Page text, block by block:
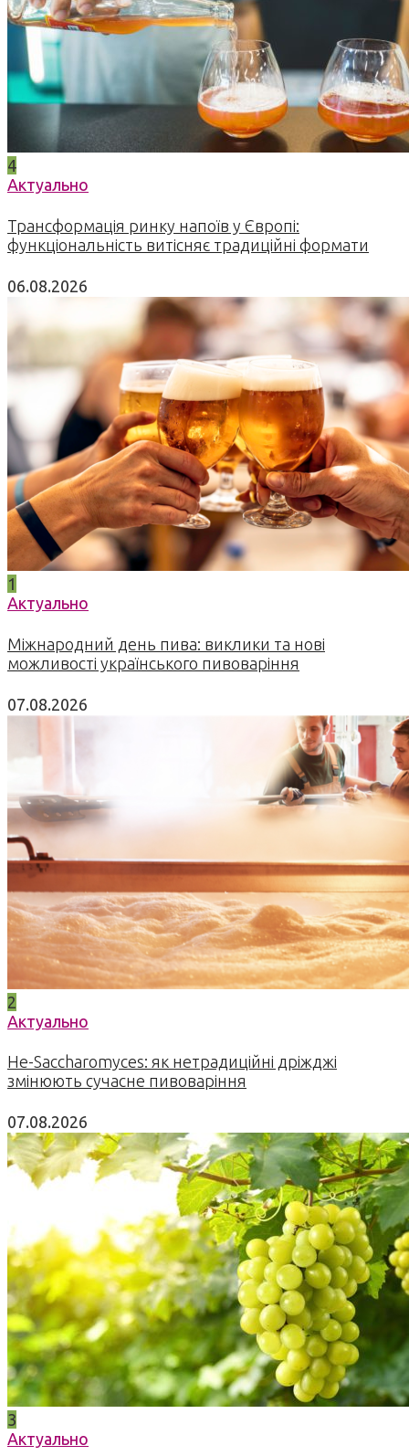
4
Актуально
Трансформація ринку напоїв у Європі:
функціональність витісняє традиційні формати
06.08.2026
1
Актуально
Міжнародний день пива: виклики та нові
можливості українського пивоваріння
07.08.2026
2
Актуально
Не-Saccharomyces: як нетрадиційні дріжджі
змінюють сучасне пивоваріння
07.08.2026
3
Актуально